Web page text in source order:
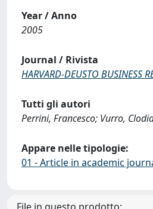
Year / Anno
2005
Journal / Rivista
HARVARD-DEUSTO BUSINESS
Tutti gli autori
Perrini, Francesco; Vurro,
Appare nelle tipologie:
01 - Article in academic